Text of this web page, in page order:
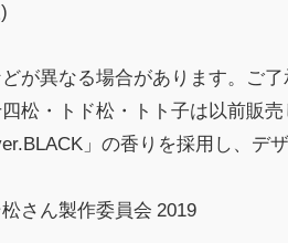
が異なる場合があります。ご了
松・トド松・トト子は以前販
」の香りを採用し、
さん製作委員会 2019